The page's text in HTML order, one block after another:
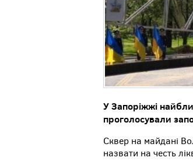
У Запоріжжі
проголосували
Сквер на майдані
назвати на честь